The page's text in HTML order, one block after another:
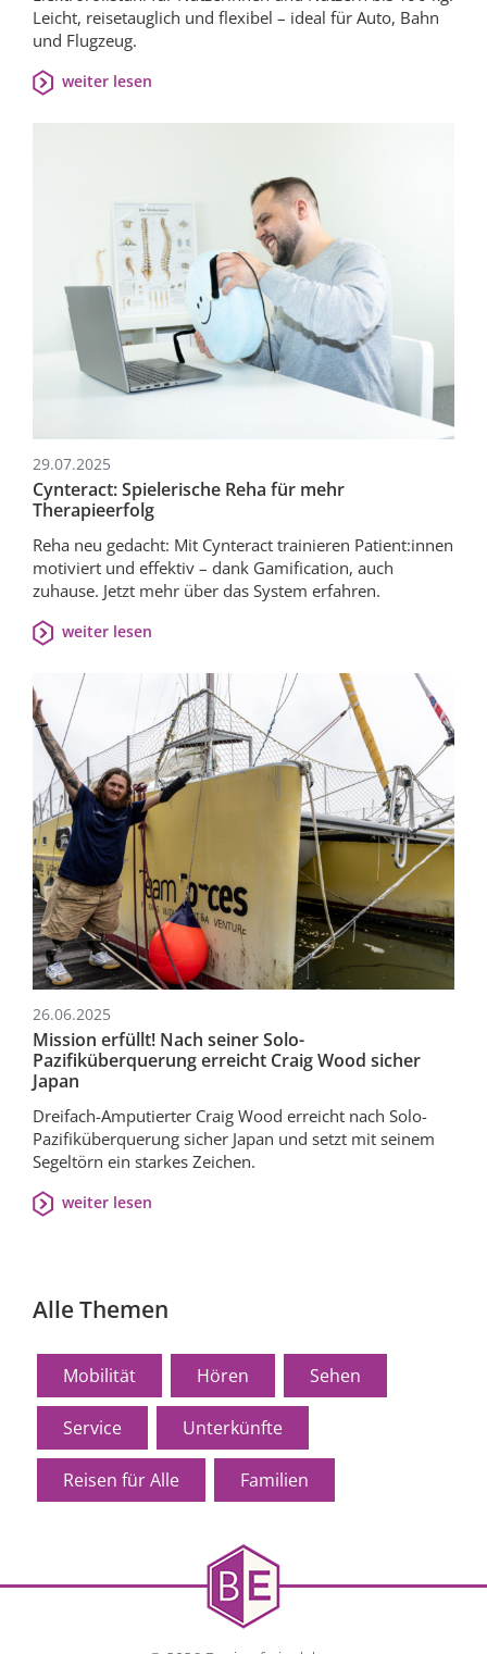
Leicht, reisetauglich und flexibel – ideal für Auto, Bahn
und Flugzeug.
weiter lesen
29.07.2025
Cynteract: Spielerische Reha für mehr
Therapieerfolg
Reha neu gedacht: Mit Cynteract trainieren Patient:innen
motiviert und effektiv – dank Gamification, auch
zuhause. Jetzt mehr über das System erfahren.
weiter lesen
26.06.2025
Mission erfüllt! Nach seiner Solo-
Pazifiküberquerung erreicht Craig Wood sicher
Japan
Dreifach-Amputierter Craig Wood erreicht nach Solo-
Pazifiküberquerung sicher Japan und setzt mit seinem
Segeltörn ein starkes Zeichen.
weiter lesen
Alle Themen
Mobilität Hören Sehen
Service Unterkünfte
Reisen für Alle Familien